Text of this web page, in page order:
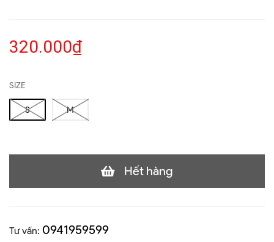
320.000₫
SIZE
S M
Hết hàng
Tư vấn: 0941959599